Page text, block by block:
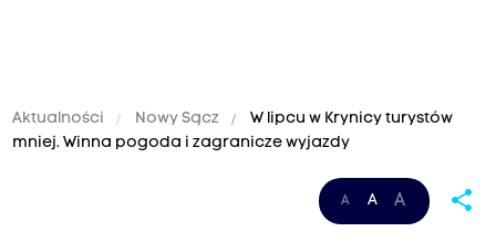
Aktualności Nowy Sącz
W lipcu w Krynicy turystów
mniej. Winna pogoda i zagranicze wyjazdy
A A A share